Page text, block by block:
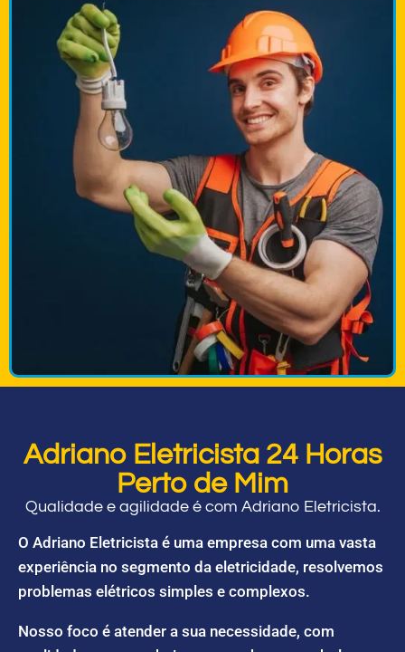
Adriano Eletricista 24 Horas
Perto de Mim
Qualidade e agilidade é com Adriano Eletricista.
O Adriano Eletricista é uma empresa com uma vasta
experiência no segmento da eletricidade, resolvemos
problemas elétricos simples e complexos.
Nosso foco é atender a sua necessidade, com